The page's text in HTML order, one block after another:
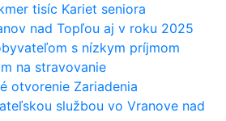
tisíc Kariet seniora
nad Topľou aj v roku 2025
s nízkym príjmom
na stravovanie
otvorenie Zariadenia
službou vo Vranove nad